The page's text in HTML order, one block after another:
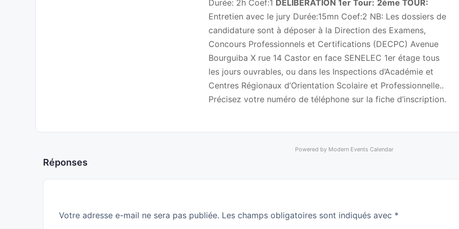
Durée: 2h Coef:1 DÉLIBÉRATION 1er Tour: 2ème TOUR:
Entretien avec le jury Durée:15mn Coef:2 NB: Les dossiers de
candidature sont à déposer à la Direction des Examens,
Concours Professionnels et Certifications (DECPC) Avenue
Bourguiba X rue 14 Castor en face SENELEC 1er étage tous
les jours ouvrables, ou dans les Inspections d’Académie et
Centres Régionaux d’Orientation Scolaire et Professionnelle..
Précisez votre numéro de téléphone sur la fiche d’inscription.
Powered by Modern Events Calendar
Réponses
Votre adresse e-mail ne sera pas publiée. Les champs obligatoires sont indiqués avec *